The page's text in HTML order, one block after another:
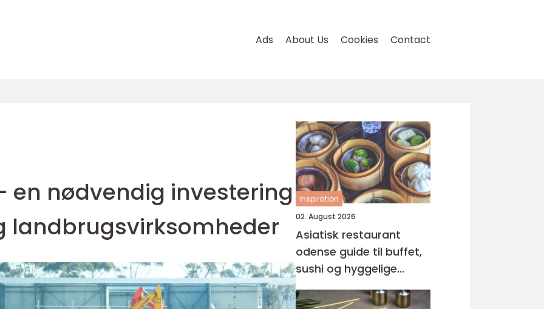
Ads About Us Cookies Contact
en nødvendig investering
landbrugsvirksomheder
inspiration
02. August 2026
Asiatisk restaurant
odense guide til buffet,
sushi og hyggelige
rammer